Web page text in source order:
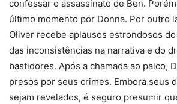
confessar o assassinato de Ben.
último momento por Donna. Por outro
Oliver recebe aplausos estrondosos
das inconsistências na narrativa e do
bastidores. Após a chamada ao palco,
presos por seus crimes. Embora seus
sejam revelados, é seguro presumir